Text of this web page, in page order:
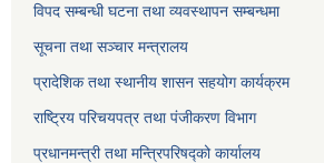
विपद सम्बन्धी घटना तथा व्यवस्थापन सम्बन्धमा
सूचना तथा सञ्चार मन्त्रालय
प्रादेशिक तथा स्थानीय शासन सहयोग कार्यक्रम
राष्ट्रिय परिचयपत्र तथा पंजीकरण विभाग
प्रधानमन्त्री तथा मन्त्रिपरिषद्को कार्यालय